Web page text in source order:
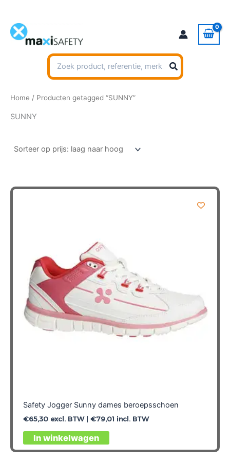
inhoud
Zoeken
naar:
Home / Producten getagged “SUNNY”
SUNNY
Safety Jogger Sunny dames beroepsschoen
€65,30excl. BTW | €79,01 incl. BTW
In winkelwagen
Dit
product